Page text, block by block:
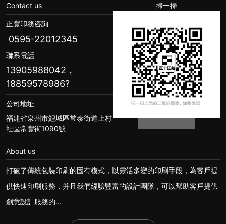
Contact us
正豐印務咨詢
0595-22012345
聯系電話
13905988042，
18859578986?
公司地址
福建省泉州市鯉城區常泰街道上村
社區常豐街1090號
掃一掃
About us
打破了傳統包裝印刷的固有模式，以靈活多變的印刷手段，為客戶提
供快速印刷服務，并且我們經驗豐富的設計團隊，可以幫助客戶提供
創意設計服務的...